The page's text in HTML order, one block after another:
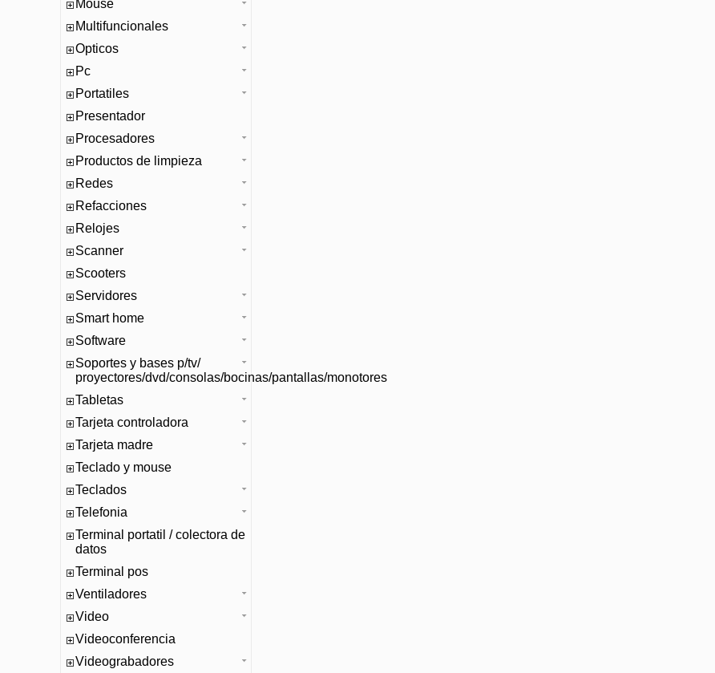
Mouse
Multifuncionales
Opticos
Pc
Portatiles
Presentador
Procesadores
Productos de limpieza
Redes
Refacciones
Relojes
Scanner
Scooters
Servidores
Smart home
Software
Soportes y bases p/tv/
proyectores/dvd/consolas/bocinas/pantallas/monotores
Tabletas
Tarjeta controladora
Tarjeta madre
Teclado y mouse
Teclados
Telefonia
Terminal portatil / colectora de
datos
Terminal pos
Ventiladores
Video
Videoconferencia
Videograbadores